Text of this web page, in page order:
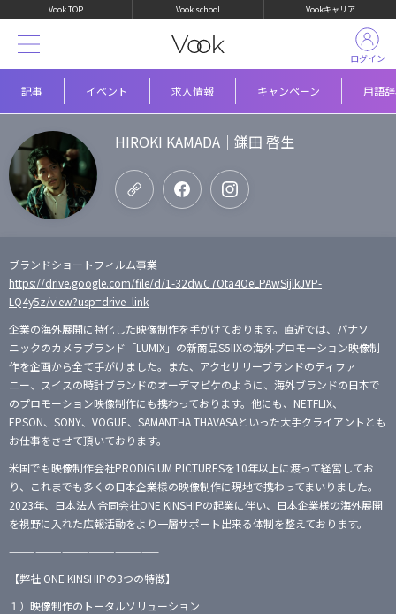
Vook TOP Vook school Vookキャリア
記事 イベント 求人情報 キャンペーン 用語
ログイン
HIROKI KAMADA｜鎌田 啓生
ブランドショートフィルム事業
https://drive.google.com/file/d/1-32dwC7Ota4OeLPAwSijlkJVP-
LQ4y5z/view?usp=drive_link
企業の海外展開に特化した映像制作を手がけております。直近では、パナソ
ニックのカメラブランド「LUMIX」の新商品S5IIXの海外プロモーション映像制
作を企画から全て手がけました。また、アクセサリーブランドのティファ
ニー、スイスの時計ブランドのオーデマピケのように、海外ブランドの日本で
のプロモーション映像制作にも携わっております。他にも、NETFLIX、
EPSON、SONY、VOGUE、SAMANTHA THAVASAといった大手クライアントとも
お仕事をさせて頂いております。
米国でも映像制作会社PRODIGIUM PICTURESを10年以上に渡って経営してお
り、これまでも多くの日本企業様の映像制作に現地で携わってまいりました。
2023年、日本法人合同会社ONE KINSHIPの起業に伴い、日本企業様の海外展開
を視野に入れた広報活動をより一層サポート出来る体制を整えております。
—————————————————
【弊社 ONE KINSHIPの3つの特徴】
１）映像制作のトータルソリューション